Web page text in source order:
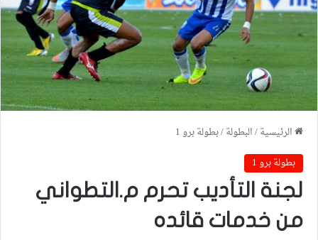
الرئيسية/البطولة/بطولة برو 1
بطولة برو 1
لجنة التأديب تحرم م.التطواني
من خدمات قائده